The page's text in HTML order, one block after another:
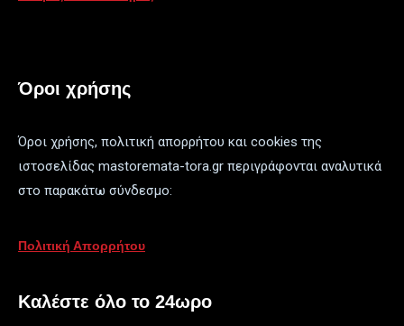
Όροι χρήσης
Όροι χρήσης, πολιτική απορρήτου και cookies της
ιστοσελίδας mastoremata-tora.gr περιγράφονται αναλυτικά
στο παρακάτω σύνδεσμο:
Πολιτική Απορρήτου
Καλέστε όλο το 24ωρο